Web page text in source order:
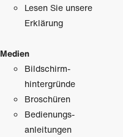
Lesen Sie unsere
Erklärung
Medien
Bildschirm­
hintergründe
Broschüren
Bedienungs­
anleitungen